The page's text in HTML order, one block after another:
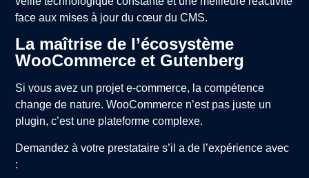
face aux mises à jour du cœur du CMS.
La maîtrise de l’écosystème
WooCommerce et Gutenberg
Si vous avez un projet e-commerce, la compétence
change de nature. WooCommerce n’est pas juste un
plugin, c’est une plateforme complexe.
Demandez à votre prestataire s’il a de l’expérience avec
: